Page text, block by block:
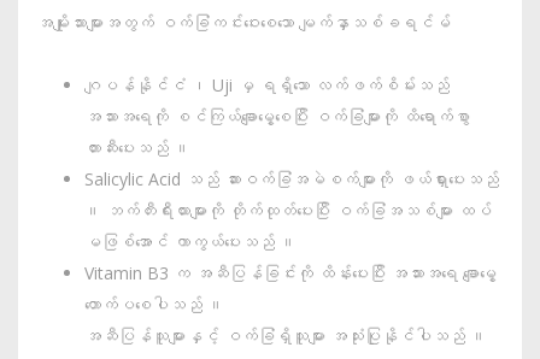
အမျိုးသားများအတွက် ဝက်ခြံကင်းဝေးစေသော မျက်နှာသစ်ခရင်မ်
ဂျပန်နိုင်ငံ ၊ Uji မှ ရရှိသော လက်ဖက်စိမ်းသည်
အသားအရေကို စင်ကြယ်ချောမွေ့စေပြီး ဝက်ခြံများကို ထိရောက်စွာ
တားဆီးပေးသည် ။
Salicylic Acid သည် ဆားဝက်ခြံအမဲစက်များကို ဖယ်ရှားပေးသည်
။ ဘက်တီးရီးယားများကို တိုက်ထုတ်ပေးပြီး ဝက်ခြံအသစ်များ ထပ်
မဖြစ်အောင် ကာကွယ်ပေးသည် ။
Vitamin B3 က အဆီပြန်ခြင်းကို ထိန်းပေးပြီး အသားအရေ ချောမွေ့
တောက်ပစေပါသည် ။
အဆီပြန်သူများနှင့် ဝက်ခြံရှိသူများ အသုံးပြုနိုင်ပါသည် ။